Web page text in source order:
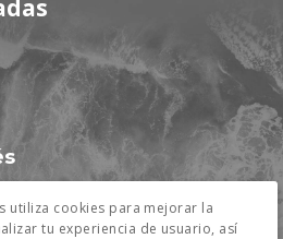
utiliza cookies para mejorar la
tu experiencia de usuario, así